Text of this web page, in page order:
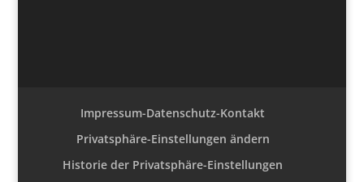
Impressum-Datenschutz-Kontakt
Privatsphäre-Einstellungen ändern
Historie der Privatsphäre-Einstellungen